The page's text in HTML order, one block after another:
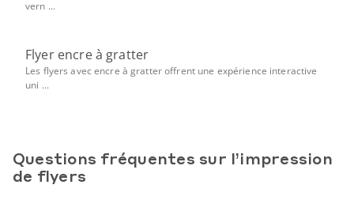
vern ...
Flyer encre à gratter
Les flyers avec encre à gratter offrent une expérience interactive
uni ...
Questions fréquentes sur l’impression
de flyers